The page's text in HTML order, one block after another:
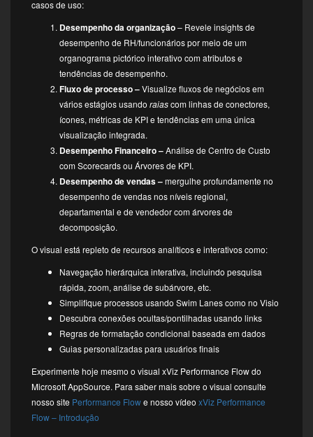
casos de uso:
Desempenho da organização– Revele insights de
desempenho de RH/funcionários por meio de um
organograma pictórico interativo com atributos e
tendências de desempenho.
Fluxo de processo –Visualize fluxos de negócios em
vários estágios usando raiascom linhas de conectores,
ícones, métricas de KPI e tendências em uma única
visualização integrada.
Desempenho Financeiro –Análise de Centro de Custo
com Scorecards ou Árvores de KPI.
Desempenho de vendas –mergulhe profundamente no
desempenho de vendas nos níveis regional,
departamental e de vendedor com árvores de
decomposição.
O visual está repleto de recursos analíticos e interativos como:
Navegação hierárquica interativa, incluindo pesquisa
rápida, zoom, análise de subárvore, etc.
Simplifique processos usando Swim Lanes como no Visio
Descubra conexões ocultas/pontilhadas usando links
Regras de formatação condicional baseada em dados
Guias personalizadas para usuários finais
Experimente hoje mesmo o visual xViz Performance Flow do
Microsoft AppSource. Para saber mais sobre o visual consulte
nosso site Performance Flowe nosso vídeo xViz Performance
Flow – Introdução